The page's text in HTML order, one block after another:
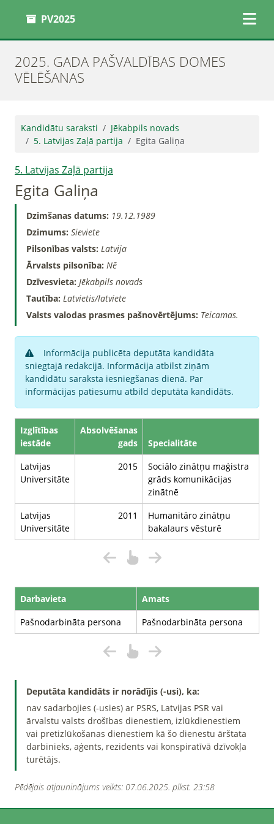
PV2025
2025. GADA PAŠVALDĪBAS DOMES
VĒLĒŠANAS
Kandidātu saraksti
Jēkabpils novads
5. Latvijas Zaļā partija
Egita Galiņa
5. Latvijas Zaļā partija
Egita Galiņa
Dzimšanas datums: 19.12.1989
Dzimums: Sieviete
Pilsonības valsts: Latvija
Ārvalsts pilsonība: Nē
Dzīvesvieta: Jēkabpils novads
Tautība: Latvietis/latviete
Valsts valodas prasmes pašnovērtējums: Teicamas.
Informācija publicēta deputāta kandidāta
sniegtajā redakcijā. Informācija atbilst ziņām
kandidātu saraksta iesniegšanas dienā. Par
informācijas patiesumu atbild deputāta kandidāts.
Izglītības
iestāde
Absolvēšanas
gads
Specialitāte
Latvijas
Universitāte
2015
Sociālo zinātņu maģistra
grāds komunikācijas
zinātnē
Latvijas
Universitāte
2011
Humanitāro zinātņu
bakalaurs vēsturē
Darbavieta
Amats
Pašnodarbināta persona
Pašnodarbināta persona
Deputāta kandidāts ir norādījis (-usi), ka:
nav sadarbojies (-usies) ar PSRS, Latvijas PSR vai
ārvalstu valsts drošības dienestiem, izlūkdienestiem
vai pretizlūkošanas dienestiem kā šo dienestu ārštata
darbinieks, aģents, rezidents vai konspiratīvā dzīvokļa
turētājs.
Pēdējais atjauninājums veikts: 07.06.2025. plkst. 23:58